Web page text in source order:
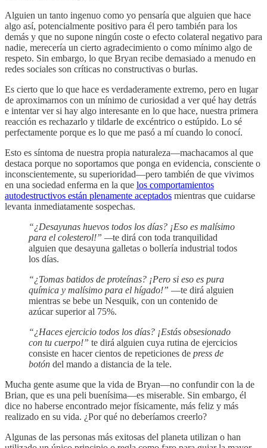
Alguien un tanto ingenuo como yo pensaría que alguien que hace
algo así, potencialmente positivo para él pero también para los
demás y que no supone ningún coste o efecto colateral negativo para
nadie, merecería un cierto agradecimiento o como mínimo algo de
respeto. Sin embargo, lo que Bryan recibe demasiado a menudo en
redes sociales son críticas no constructivas o burlas.
Es cierto que lo que hace es verdaderamente extremo, pero en lugar
de aproximarnos con un mínimo de curiosidad a ver qué hay detrás
e intentar ver si hay algo interesante en lo que hace, nuestra primera
reacción es rechazarlo y tildarle de excéntrico o estúpido. Lo sé
perfectamente porque es lo que me pasó a mí cuando lo conocí.
Esto es síntoma de nuestra propia naturaleza—machacamos al que
destaca porque no soportamos que ponga en evidencia, consciente o
inconscientemente, su superioridad—pero también de que vivimos
en una sociedad enferma en la que los comportamientos
autodestructivos están plenamente aceptados mientras que cuidarse
levanta inmediatamente sospechas.
“¿Desayunas huevos todos los días? ¡Eso es malísimo
para el colesterol!” —te dirá con toda tranquilidad
alguien que desayuna galletas o bollería industrial todos
los días.
“¿Tomas batidos de proteínas? ¡Pero si eso es pura
química y malísimo para el hígado!” —te dirá alguien
mientras se bebe un Nesquik, con un contenido de
azúcar superior al 75%.
“¿Haces ejercicio todos los días? ¡Estás obsesionado
con tu cuerpo!” te dirá alguien cuya rutina de ejercicios
consiste en hacer cientos de repeticiones de press de
botón del mando a distancia de la tele.
Mucha gente asume que la vida de Bryan—no confundir con la de
Brian, que es una peli buenísima—es miserable. Sin embargo, él
dice no haberse encontrado mejor físicamente, más feliz y más
realizado en su vida. ¿Por qué no deberíamos creerlo?
Algunas de las personas más exitosas del planeta utilizan o han